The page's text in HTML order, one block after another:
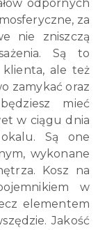
odpornych
za
nie zniszczą
Są to
ale też
zamykać oraz
mieć
w ciągu dnia
Są one
wykonane
Kosz na
w
elementem
Jakość